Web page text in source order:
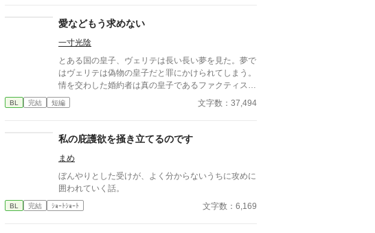
も起業したいと熱く語ってくれた。 そして、俺の
手を握って「できれば親友のお前には俺の右腕になっ
てほしい」と言われた。 同性愛者の俺のことを気
持ち悪いと遠ざけることもせずに、親友のままでいて
くれた彼に俺は感謝して、同じ大学に進学して、大学
の頃に彼と一緒にゲームを作成する会社を起業した。
た。 そして、昨年売り出したVRMMOが世界的に大
そろそろ恋愛したい」 親友のその言葉に、俺は、
長年の片想いを終わらせる覚悟をした。 不憫な拗
愛などもう求めない
一寸光陰
とある国の皇子、ヴェリテは長い長い夢を見た。夢で
はヴェリテは偽物の皇子だと罪にかけられてしまう。
情を交わした婚約者は真の皇子であるファクティスの
側につき、兄は睨みつけてくる。そして、とうとう父
親である皇帝は処刑を命じた。 「僕のことを1度でも
を一度も息子だと思ったことはない。」 目が覚め、
現実に戻ったヴェリテは安心するが、本当にただの夢
だったのだろうか？もし予知夢だとしたら、今すぐこ
こから逃げなくては。 本当に自分を愛してくれる人
と生きたい。 ヴェリテの切実な願いが周りを変えて
公は幸せに終わらせたいです。 最後まで読んでいた
BL 完結 短編 文字数：37,494
私の庇護欲を掻き立てるのです
まめ
ぼんやりとした受けが、よく分からないうちに攻めに
囲われていく話。
BL 完結 ｼｮｰﾄｼｮｰﾄ 文字数：6,169